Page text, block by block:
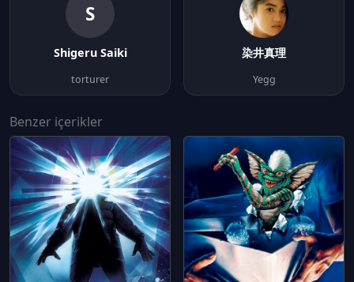
S
Shigeru Saiki
torturer
染井真理
Yegg
Benzer içerikler